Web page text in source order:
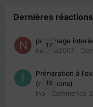
Dernières
17
parrainage
nedjma2007 ·
19
Préparation à
(médecins)
Ino · Commencé